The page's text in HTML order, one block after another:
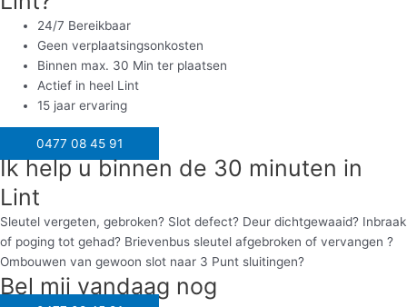
24/7 Bereikbaar
Geen verplaatsingsonkosten
Binnen max. 30 Min ter plaatsen
Actief in heel Lint
15 jaar ervaring
0477 08 45 91
Ik help u binnen de 30 minuten in
Lint
Sleutel vergeten, gebroken? Slot defect? Deur dichtgewaaid? Inbraak
of poging tot gehad? Brievenbus sleutel afgebroken of vervangen ?
Ombouwen van gewoon slot naar 3 Punt sluitingen?
Bel mij vandaag nog